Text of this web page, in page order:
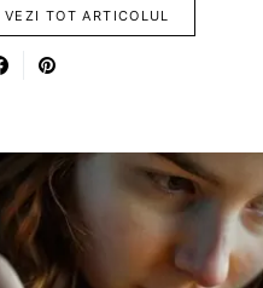
VEZI TOT ARTICOLUL